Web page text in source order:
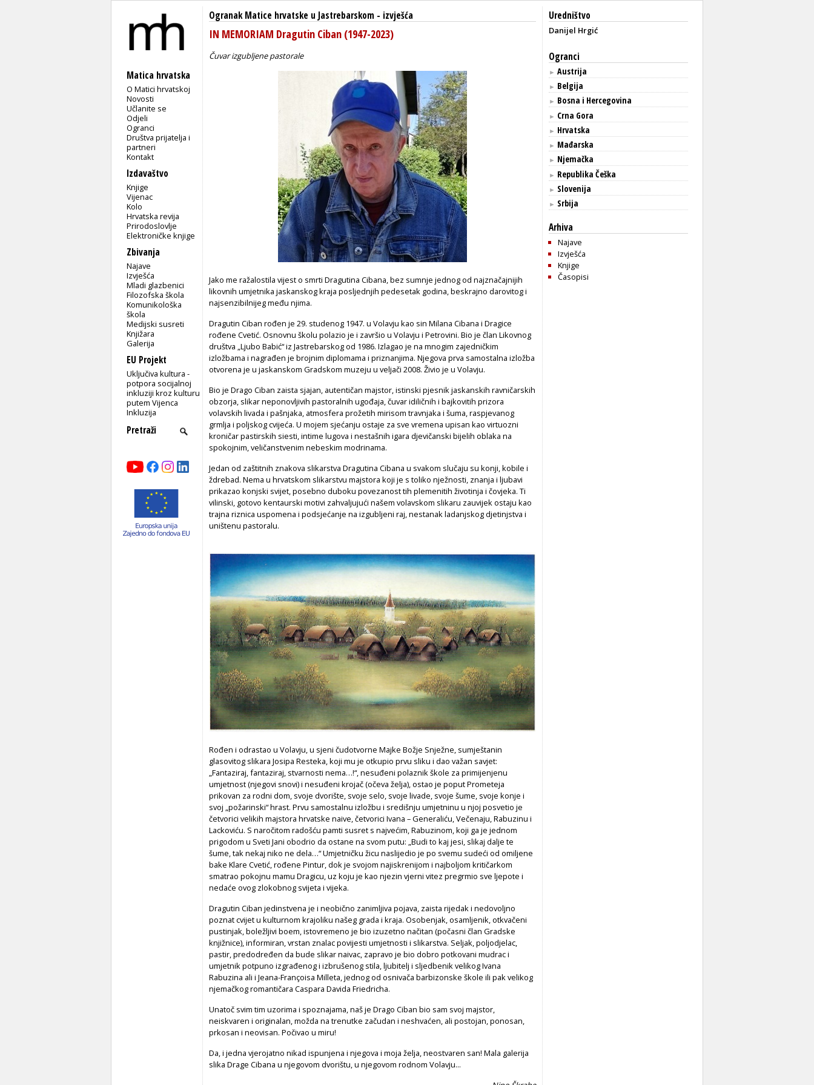
Matica hrvatska
O Matici hrvatskoj
Novosti
Učlanite se
Odjeli
Ogranci
Društva prijatelja i
partneri
Kontakt
Izdavaštvo
Knjige
Vijenac
Kolo
Hrvatska revija
Prirodoslovlje
Elektroničke knjige
Zbivanja
Najave
Izvješća
Mladi glazbenici
Filozofska škola
Komunikološka
škola
Medijski susreti
Knjižara
Galerija
EU Projekt
Uključiva kultura -
potpora socijalnoj
inkluziji kroz kulturu
putem Vijenca
Inkluzija
Ogranak Matice hrvatske u Jastrebarskom - izvješća
IN MEMORIAM Dragutin Ciban (1947-2023)
Čuvar izgubljene pastorale
Jako me ražalostila vijest o smrti Dragutina Cibana, bez sumnje jednog od najznačajnijih
likovnih umjetnika jaskanskog kraja posljednjih pedesetak godina, beskrajno darovitog i
najsenzibilnijeg među njima.
Dragutin Ciban rođen je 29. studenog 1947. u Volavju kao sin Milana Cibana i Dragice
rođene Cvetić. Osnovnu školu polazio je i završio u Volavju i Petrovini. Bio je član Likovnog
društva „Ljubo Babić“ iz Jastrebarskog od 1986. Izlagao je na mnogim zajedničkim
izložbama i nagrađen je brojnim diplomama i priznanjima. Njegova prva samostalna izložba
otvorena je u jaskanskom Gradskom muzeju u veljači 2008. Živio je u Volavju.
Bio je Drago Ciban zaista sjajan, autentičan majstor, istinski pjesnik jaskanskih ravničarskih
obzorja, slikar neponovljivih pastoralnih ugođaja, čuvar idiličnih i bajkovitih prizora
volavskih livada i pašnjaka, atmosfera prožetih mirisom travnjaka i šuma, raspjevanog
grmlja i poljskog cvijeća. U mojem sjećanju ostaje za sve vremena upisan kao virtuozni
kroničar pastirskih siesti, intime lugova i nestašnih igara djevičanski bijelih oblaka na
spokojnim, veličanstvenim nebeskim modrinama.
Jedan od zaštitnih znakova slikarstva Dragutina Cibana u svakom slučaju su konji, kobile i
ždrebad. Nema u hrvatskom slikarstvu majstora koji je s toliko nježnosti, znanja i ljubavi
prikazao konjski svijet, posebno duboku povezanost tih plemenitih životinja i čovjeka. Ti
vilinski, gotovo kentaurski motivi zahvaljujući našem volavskom slikaru zauvijek ostaju kao
trajna riznica uspomena i podsjećanje na izgubljeni raj, nestanak ladanjskog djetinjstva i
uništenu pastoralu.
Rođen i odrastao u Volavju, u sjeni čudotvorne Majke Božje Snježne, sumještanin
glasovitog slikara Josipa Resteka, koji mu je otkupio prvu sliku i dao važan savjet:
„Fantaziraj, fantaziraj, stvarnosti nema…!“, nesuđeni polaznik škole za primijenjenu
umjetnost (njegovi snovi) i nesuđeni krojač (očeva želja), ostao je poput Prometeja
prikovan za rodni dom, svoje dvorište, svoje selo, svoje livade, svoje šume, svoje konje i
svoj „požarinski“ hrast. Prvu samostalnu izložbu i središnju umjetninu u njoj posvetio je
četvorici velikih majstora hrvatske naive, četvorici Ivana – Generaliću, Večenaju, Rabuzinu i
Lackoviću. S naročitom radošću pamti susret s najvećim, Rabuzinom, koji ga je jednom
prigodom u Sveti Jani obodrio da ostane na svom putu: „Budi to kaj jesi, slikaj dalje te
šume, tak nekaj niko ne dela…“ Umjetničku žicu naslijedio je po svemu sudeći od omiljene
bake Klare Cvetić, rođene Pintur, dok je svojom najiskrenijom i najboljom kritičarkom
smatrao pokojnu mamu Dragicu, uz koju je kao njezin vjerni vitez pregrmio sve ljepote i
nedaće ovog zlokobnog svijeta i vijeka.
Dragutin Ciban jedinstvena je i neobično zanimljiva pojava, zaista rijedak i nedovoljno
poznat cvijet u kulturnom krajoliku našeg grada i kraja. Osobenjak, osamljenik, otkvačeni
pustinjak, boležljivi boem, istovremeno je bio izuzetno načitan (počasni član Gradske
knjižnice), informiran, vrstan znalac povijesti umjetnosti i slikarstva. Seljak, poljodjelac,
pastir, predodređen da bude slikar naivac, zapravo je bio dobro potkovani mudrac i
umjetnik potpuno izgrađenog i izbrušenog stila, ljubitelj i sljedbenik velikog Ivana
Rabuzina ali i Jeana-Françoisa Milleta, jednog od osnivača barbizonske škole ili pak velikog
njemačkog romantičara Caspara Davida Friedricha.
Unatoč svim tim uzorima i spoznajama, naš je Drago Ciban bio sam svoj majstor,
neiskvaren i originalan, možda na trenutke začudan i neshvaćen, ali postojan, ponosan,
prkosan i neovisan. Počivao u miru!
Da, i jedna vjerojatno nikad ispunjena i njegova i moja želja, neostvaren san! Mala galerija
slika Drage Cibana u njegovom dvorištu, u njegovom rodnom Volavju...
Uredništvo
Danijel Hrgić
Ogranci
► Austrija
► Belgija
► Bosna i Hercegovina
► Crna Gora
► Hrvatska
► Mađarska
► Njemačka
► Republika Češka
► Slovenija
► Srbija
Arhiva
Najave
Izvješća
Knjige
Časopisi